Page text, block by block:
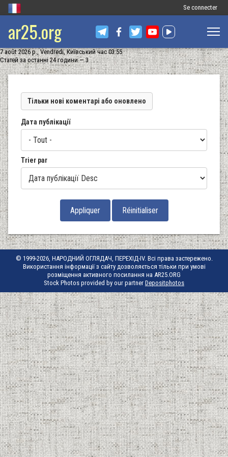
Меню
користувача
Se connecter
ar25.org
7 août 2026 р., Vendredi, Київський час 03:55
Статей за останні 24 години — 3
Тільки нові коментарі або оновлено
Дата публікації
Trier par
© 1999-2026, НАРОДНИЙ ОГЛЯДАЧ, ПЕРЕХІД-IV. Всі права застережено.
Використання інформації з сайту дозволяється тільки при умові
розміщення активного посилання на AR25.ORG
Stock Photos provided by our partner Depositphotos